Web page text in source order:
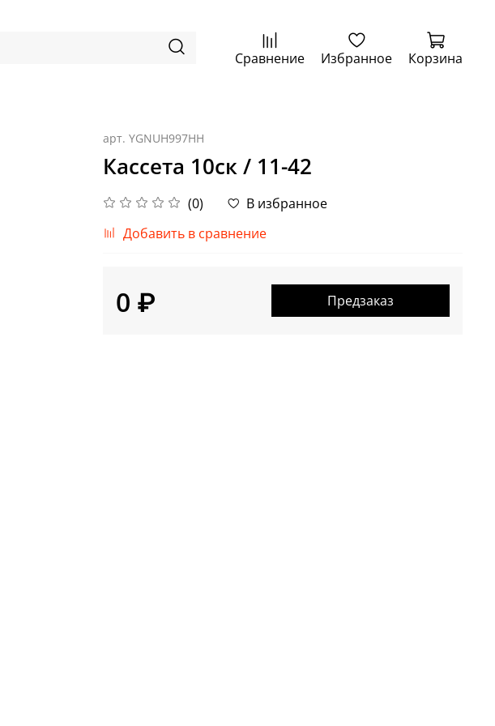
Сравнение Избранное Корзина
арт. YGNUH997HH
Кассета 10ск / 11-42
(0)
В избранное
Добавить в сравнение
0 ₽ Предзаказ